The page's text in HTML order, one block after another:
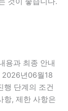
용과 최종 안내
2026년06월18
행 단계의 조건
항, 제한 사항은